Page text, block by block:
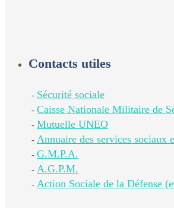
Contacts utiles
- Sécurité sociale
- Caisse Nationale Militaire de
- Mutuelle UNEO
- Annuaire des services sociaux
- G.M.P.A.
- A.G.P.M.
- Action Sociale de la Défense